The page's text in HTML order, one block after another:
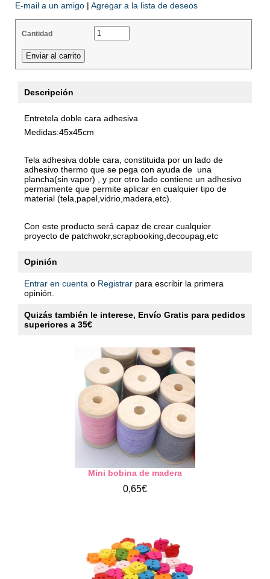
E-mail a un amigo | Agregar a la lista de deseos
Cantidad
Descripción
Entretela doble cara adhesiva
Medidas:45x45cm
Tela adhesiva doble cara, constituida por un lado de
adhesivo thermo que se pega con ayuda de una
plancha(sin vapor) , y por otro lado contiene un adhesivo
permamente que permite aplicar en cualquier tipo de
material (tela,papel,vidrio,madera,etc).
Con este producto será capaz de crear cualquier
proyecto de patchwokr,scrapbooking,decoupag,etc
Opinión
Entrar en cuenta o Registrar para escribir la primera
opinión.
Quizás también le interese, Envío Gratis para pedidos
superiores a 35€
Mini bobina de madera
0,65€